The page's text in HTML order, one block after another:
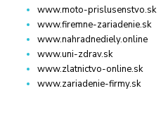
www.moto-prislusenstvo.sk
www.firemne-zariadenie.sk
www.nahradnediely.online
www.uni-zdrav.sk
www.zlatnictvo-online.sk
www.zariadenie-firmy.sk